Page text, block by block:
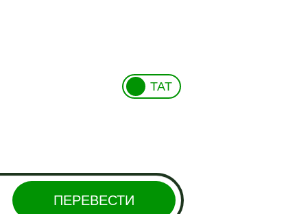
ТАТ
ПЕРЕВЕСТИ